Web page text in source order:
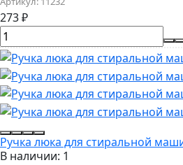
273₽
Ручка люка для стиральной
В наличии: 1